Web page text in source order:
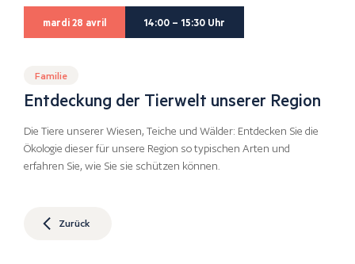
mardi 28 avril 14:00 – 15:30 Uhr
Familie
Entdeckung der Tierwelt unserer Region
Die Tiere unserer Wiesen, Teiche und Wälder: Entdecken Sie die
Ökologie dieser für unsere Region so typischen Arten und
erfahren Sie, wie Sie sie schützen können.
Zurück